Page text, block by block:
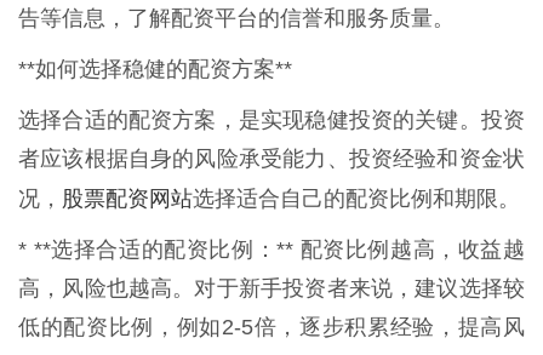
告等信息，了解配资平台的信誉和服务质量。
**如何选择稳健的配资方案**
选择合适的配资方案，是实现稳健投资的关键。投资
者应该根据自身的风险承受能力、投资经验和资金状
况， 股票配资网站选择适合自己的配资比例和期限。
* **选择合适的配资比例：** 配资比例越高，收益越
高，风险也越高。对于新手投资者来说，建议选择较
低的配资比例，例如2-5倍，逐步积累经验，提高风